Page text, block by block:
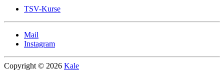
TSV-Kurse
Mail
Instagram
Copyright © 2026 Kale